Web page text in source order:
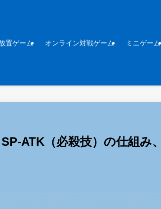
置ゲーム オンライン対戦ゲーム ミニゲーム
ATK（必殺技）の仕組み、